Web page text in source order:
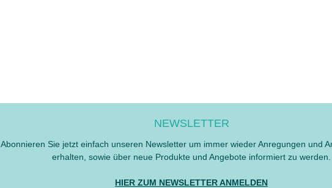
NEWSLETTER
Abonnieren Sie jetzt einfach unseren Newsletter um immer wieder Anregungen und
erhalten, sowie über neue Produkte und Angebote informiert zu werden.
HIER ZUM NEWSLETTER ANMELDEN